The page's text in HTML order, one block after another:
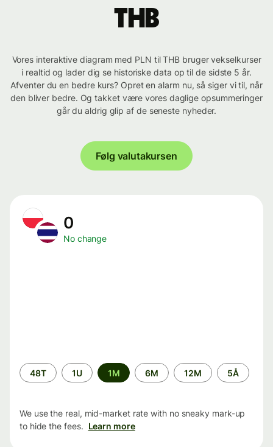
THB
Vores interaktive diagram med PLN til THB bruger vekselkurser
i realtid og lader dig se historiske data op til de sidste 5 år.
Afventer du en bedre kurs? Opret en alarm nu, så siger vi til, når
den bliver bedre. Og takket være vores daglige opsummeringer
går du aldrig glip af de seneste nyheder.
Følg valutakursen
0
No change
Time
period
48T 1U 1M 6M 12M 5Å
We use the real, mid-market rate with no sneaky mark-up
to hide the fees. Learn more